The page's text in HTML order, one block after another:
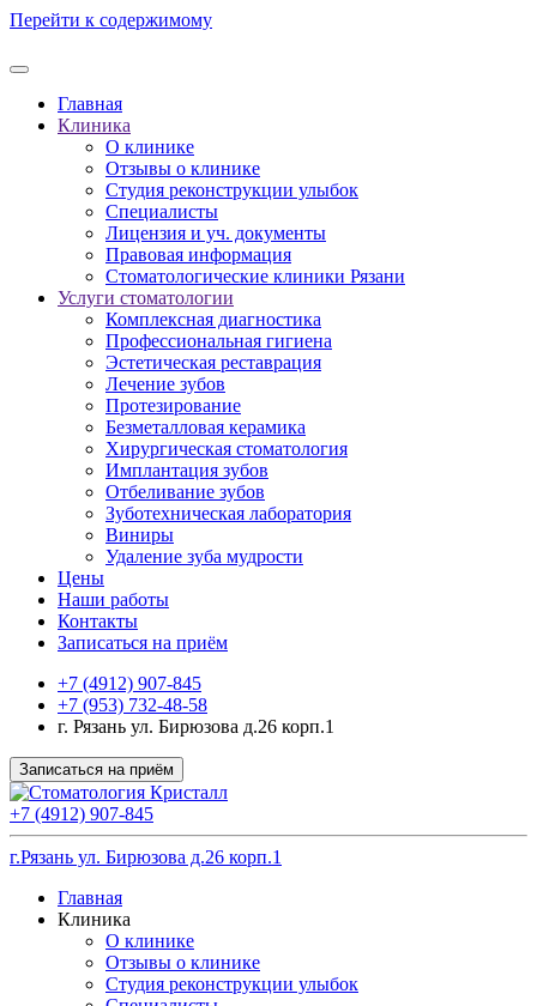
Перейти к содержимому
Главная
Клиника
О клинике
Отзывы о клинике
Студия реконструкции улыбок
Специалисты
Лицензия и уч. документы
Правовая информация
Стоматологические клиники Рязани
Услуги стоматологии
Комплексная диагностика
Профессиональная гигиена
Эстетическая реставрация
Лечение зубов
Протезирование
Безметалловая керамика
Хирургическая стоматология
Имплантация зубов
Отбеливание зубов
Зуботехническая лаборатория
Виниры
Удаление зуба мудрости
Цены
Наши работы
Контакты
Записаться на приём
+7 (4912) 907-845
+7 (953) 732-48-58
г. Рязань ул. Бирюзова д.26 корп.1
Записаться на приём
+7 (4912) 907-845
г.Рязань ул. Бирюзова д.26 корп.1
Главная
Клиника
О клинике
Отзывы о клинике
Студия реконструкции улыбок